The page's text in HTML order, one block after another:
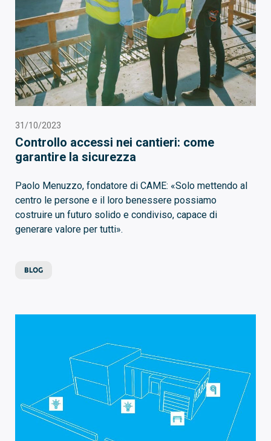
31/10/2023
Controllo accessi nei cantieri: come
garantire la sicurezza
Paolo Menuzzo, fondatore di CAME: «Solo mettendo al
centro le persone e il loro benessere possiamo
costruire un futuro solido e condiviso, capace di
generare valore per tutti».
BLOG